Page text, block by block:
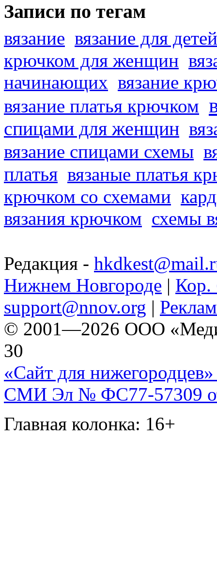
Записи по тегам
вязание вязание для детей
крючком для женщин
начинающих вязание
вязание платья крючком
спицами для женщин
вязание спицами схемы
платья вязаные платья
крючком со схемами
вязания крючком схемы
Редакция -
Нижнем Новгороде | Кор.
support@nnov.org |
© 2001—2026 ООО
30
«Сайт для нижегородцев»
СМИ Эл № ФС77-57309
Главная колонка: 16+